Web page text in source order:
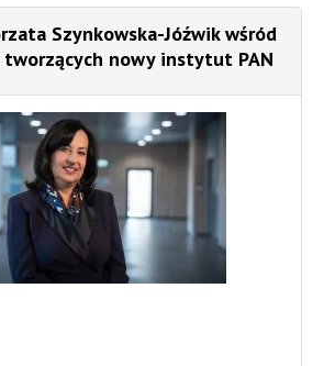
Szynkowska-Jóźwik wśród
nowy instytut PAN